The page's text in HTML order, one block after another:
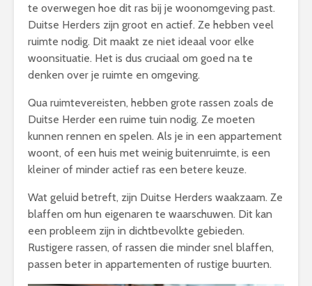
te overwegen hoe dit ras bij je woonomgeving past.
Duitse Herders zijn groot en actief. Ze hebben veel
ruimte nodig. Dit maakt ze niet ideaal voor elke
woonsituatie. Het is dus cruciaal om goed na te
denken over je ruimte en omgeving.
Qua ruimtevereisten, hebben grote rassen zoals de
Duitse Herder een ruime tuin nodig. Ze moeten
kunnen rennen en spelen. Als je in een appartement
woont, of een huis met weinig buitenruimte, is een
kleiner of minder actief ras een betere keuze.
Wat geluid betreft, zijn Duitse Herders waakzaam. Ze
blaffen om hun eigenaren te waarschuwen. Dit kan
een probleem zijn in dichtbevolkte gebieden.
Rustigere rassen, of rassen die minder snel blaffen,
passen beter in appartementen of rustige buurten.